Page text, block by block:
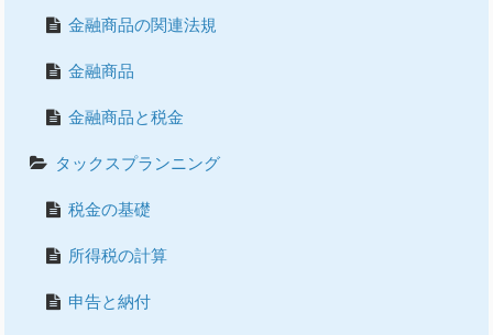
金融商品の関連法規
金融商品
金融商品と税金
タックスプランニング
税金の基礎
所得税の計算
申告と納付